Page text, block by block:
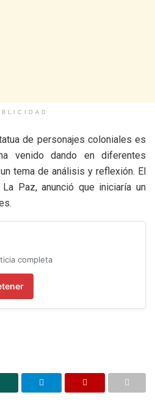
de personajes coloniales es
venido dando en diferentes
tema de análisis y reflexión. El
Paz, anunció que iniciaría un
completa